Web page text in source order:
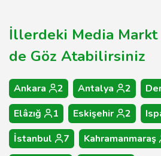
İllerdeki Media
de Göz Atabilirsiniz
Ankara 2 Antalya 2
Elâzığ
1 Eskişehir 2
İstanbul
7 Kahramanmaraş